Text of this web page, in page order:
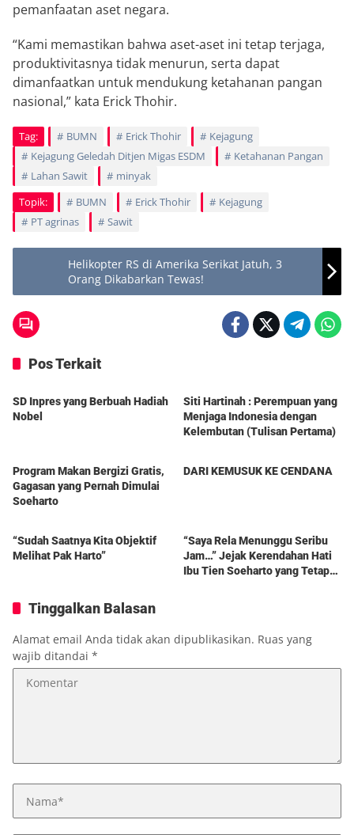
pemanfaatan aset negara.
“Kami memastikan bahwa aset-aset ini tetap terjaga,
produktivitasnya tidak menurun, serta dapat
dimanfaatkan untuk mendukung ketahanan pangan
nasional,” kata Erick Thohir.
Tag: BUMN Erick Thohir
Kejagung
Kejagung Geledah Ditjen Migas ESDM
Ketahanan Pangan
Lahan Sawit
minyak
Topik:
BUMN Erick Thohir
Kejagung
PT agrinas
Sawit
Helikopter RS di Amerika Serikat Jatuh, 3
Orang Dikabarkan Tewas!
Pos Terkait
Berita
SD Inpres yang Berbuah Hadiah
Nobel
Siti Hartinah : Perempuan yang
Menjaga Indonesia dengan
Kelembutan (Tulisan Pertama)
Program Makan Bergizi Gratis,
Gagasan yang Pernah Dimulai
Soeharto
DARI KEMUSUK KE CENDANA
“Sudah Saatnya Kita Objektif
Melihat Pak Harto”
“Saya Rela Menunggu Seribu
Jam…” Jejak Kerendahan Hati
Ibu Tien Soeharto yang Tetap
Tinggalkan Balasan
Alamat email Anda tidak akan dipublikasikan. Ruas yang
wajib ditandai *